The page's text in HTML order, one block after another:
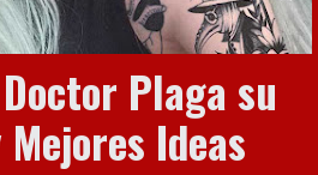
Plaga su
Ideas